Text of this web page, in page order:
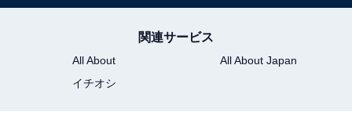
関連サービス
All About
All About Japan
イチオシ